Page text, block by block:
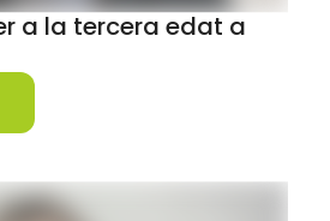
a la tercera edat a